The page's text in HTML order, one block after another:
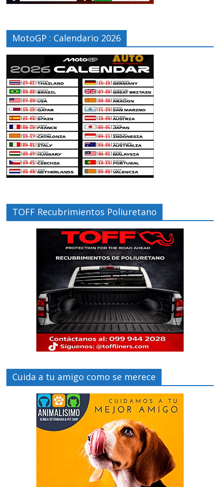
MotoGP : Calendario 2026
TOFF Recubrimientos Poliuretano
Cuida a tu amigo como se merece